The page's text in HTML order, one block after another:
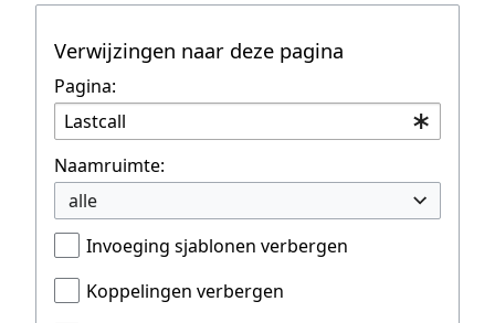
Verwijzingen naar deze pagina
Pagina:
Naamruimte:
alle
Invoeging sjablonen verbergen
Koppelingen verbergen